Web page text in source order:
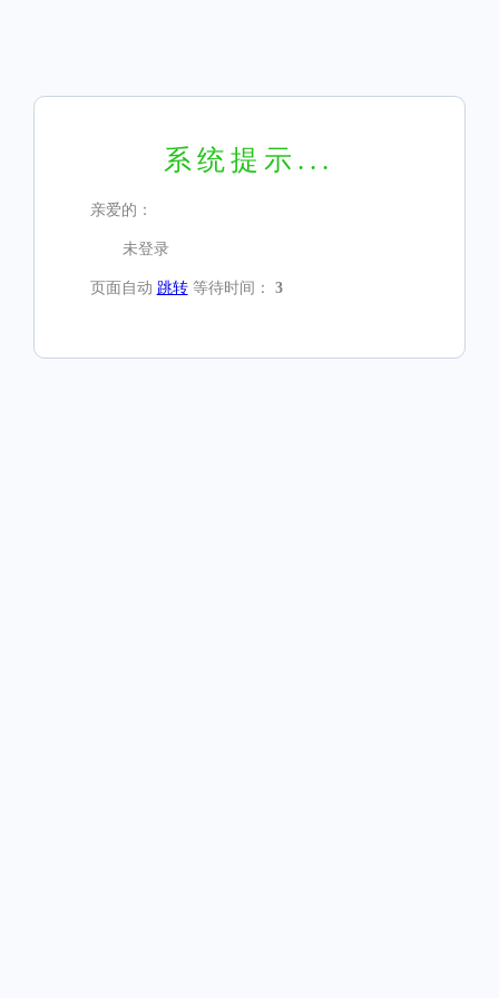
系统提示...
亲爱的：
未登录
页面自动 跳转等待时间： 3